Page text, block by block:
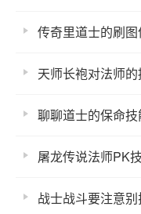
传奇里道士的刷
天师长袍对法师
聊聊道士的保命技
屠龙传说法师PK
战士战斗要注意